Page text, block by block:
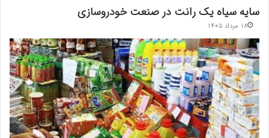
سایه سیاه یک رانت در صنعت خودروسازی
۱۸ مرداد ۱۴۰۵